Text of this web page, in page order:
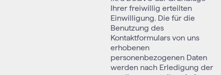
Ihrer freiwillig erteilten
Einwilligung. Die für die
Benutzung des
Kontaktformulars von uns
erhobenen
personenbezogenen Daten
werden nach Erledigung der